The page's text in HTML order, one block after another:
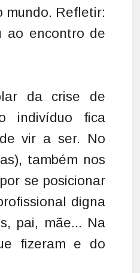
mundo. Refletir:
ao encontro de
da crise de
indivíduo fica
vir a ser. No
também nos
se posicionar
digna
pai, mãe... Na
fizeram e do